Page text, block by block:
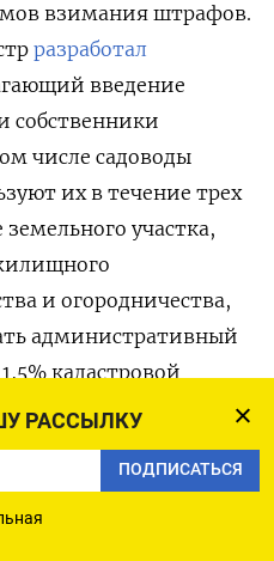
РАССЫЛКУ
ПОДПИСАТЬСЯ
взимания штрафов.
разработал
введение
собственники
числе садоводы
их в течение трех
участка,
и огородничества,
административный
кадастровой
но не менее
для должностных
стоимости
рублей, для юрлиц